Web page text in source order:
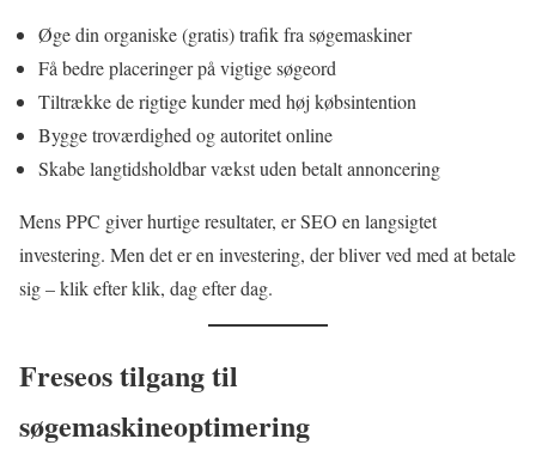
Øge din organiske (gratis) trafik fra søgemaskiner
Få bedre placeringer på vigtige søgeord
Tiltrække de rigtige kunder med høj købsintention
Bygge troværdighed og autoritet online
Skabe langtidsholdbar vækst uden betalt annoncering
Mens PPC giver hurtige resultater, er SEO en langsigtet
investering. Men det er en investering, der bliver ved med at betale
sig – klik efter klik, dag efter dag.
Freseos tilgang til
søgemaskineoptimering